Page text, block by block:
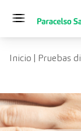
Inicio | Pruebas